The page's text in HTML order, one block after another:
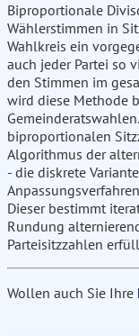
Biproportionale
Wählerstimmen in
Wahlkreis ein
auch jeder Partei so
den Stimmen im
wird diese Methode
biproportionalen
Algorithmus der
- die diskrete
Dieser bestimmt
Rundung
Parteisitzzahlen
Wollen auch Sie Ihre